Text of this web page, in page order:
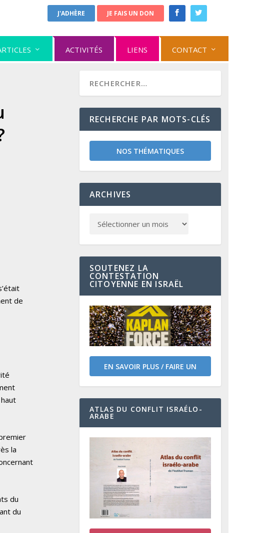
J'ADHÈRE JE FAIS UN DON
ACTIVITÉS LIENS CONTACT
de
la
du
du
RECHERCHE PAR MOTS-CLÉS
NOS THÉMATIQUES
ARCHIVES
SOUTENEZ LA
CONTESTATION
CITOYENNE EN ISRAËL
EN SAVOIR PLUS / FAIRE UN
DON
ATLAS DU CONFLIT ISRAÉLO-
ARABE